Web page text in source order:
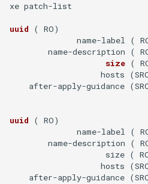
Docker 保存和加载镜像
Docker 操作系统级虚拟化技
Docker 容器技术
Rsyslog 配置文件
Apache ab压力测试工具
php扩展模块memcache
updatedb 与 locate 命令
Linux Mod相关命令
xe patch-list
uuid ( RO)
name-label (
name-description (
size (
hosts
after-apply-guidance
uuid ( RO)
name-label (
name-description (
size (
hosts
after-apply-guidance